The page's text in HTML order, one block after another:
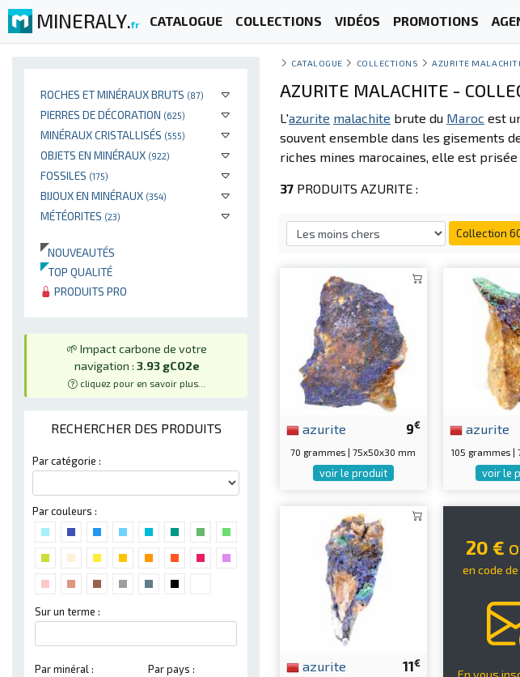
MINERALY.fr CATALOGUE COLLECTIONS VIDÉOS PROMOTIONS
ROCHES ET MINÉRAUX BRUTS (87)
PIERRES DE DÉCORATION (625)
MINÉRAUX CRISTALLISÉS (555)
OBJETS EN MINÉRAUX (922)
FOSSILES (175)
BIJOUX EN MINÉRAUX (354)
MÉTÉORITES (23)
NOUVEAUTÉS
TOP QUALITÉ
PRODUITS PRO
🌱 Impact carbone de votre
navigation : 3.93 gCO2e
cliquez pour en savoir plus...
RECHERCHER DES PRODUITS
Par catégorie :
Par couleurs :
Sur un terme :
Par minéral : Par pays :
CATALOGUE COLLECTIONS AZURITE
AZURITE MALACHITE -
L'azurite malachite brute du Maroc est
souvent ensemble dans les gisements
riches mines marocaines, elle est
37 PRODUITS AZURITE :
Collection
9€
azurite
70 grammes | 75x50x30 mm
voir le produit
azurite
105 grammes |
voir le
11€
azurite
20 €
en code
En vous